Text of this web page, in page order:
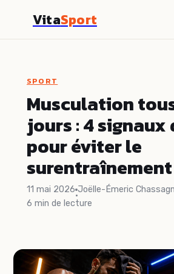
VitaSport
Nutrition
Sport
Santé
Bien-être
SPORT
Musculation
jours : 4 signaux
pour éviter le
surentraînement
11 mai 2026
·
Joëlle-Émeric
6 min de lecture